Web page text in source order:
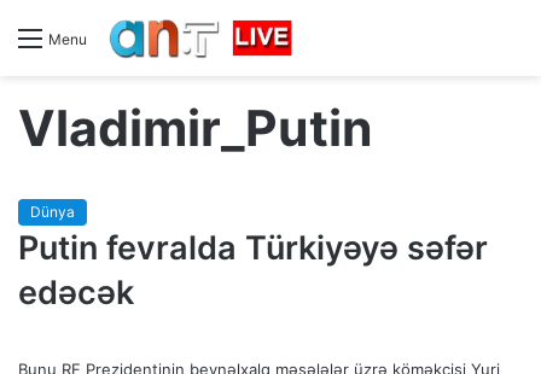
Menu
Vladimir_Putin
Dünya
Putin fevralda Türkiyəyə səfər
edəcək
Bunu RF Prezidentinin beynəlxalq məsələlər üzrə köməkçisi Yuri